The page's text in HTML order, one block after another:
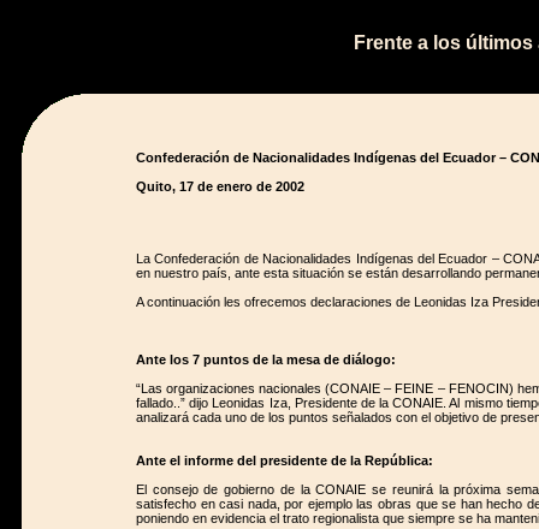
Frente a los
Confederación de Nacionalidades Indígenas del Ecuador –
Quito, 17 de enero de 2002
La Confederación de Nacionalidades Indígenas del Ecuador –
en nuestro país, ante esta situación se están desarrollando
A continuación les ofrecemos declaraciones de Leonidas Iza
Ante los 7 puntos de la mesa de diálogo:
“Las organizaciones nacionales (CONAIE – FEINE – FENOCIN)
fallado..” dijo Leonidas Iza, Presidente de la CONAIE. Al mismo
analizará cada uno de los puntos señalados con el objetivo de
Ante el informe del presidente de la República:
El consejo de gobierno de la CONAIE se reunirá la próxima
satisfecho en casi nada, por ejemplo las obras que se han hecho
poniendo en evidencia el trato regionalista que siempre se ha